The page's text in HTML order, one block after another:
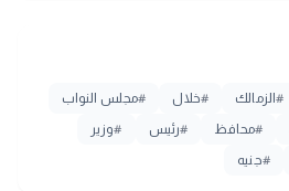
#الزمالك #خلال #مجلس النواب
#محافظ #رئيس #وزير
#جنيه